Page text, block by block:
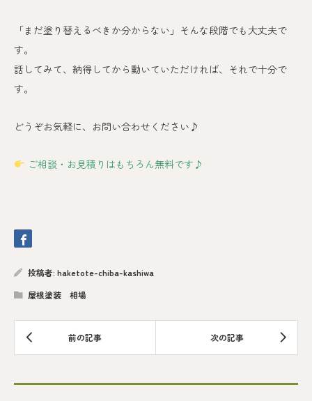
「まだ塗り替えるべきか分からない」そんな段階でも大丈夫で
す。
話してみて、納得してから動いていただければ、それで十分で
す。
どうぞお気軽に、お問い合わせください♪
ご相談・お見積りはもちろん無料です♪
投稿者: haketote-chiba-kashiwa
屋根塗装 相場